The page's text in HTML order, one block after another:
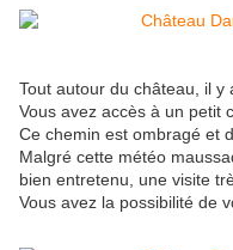
Tout autour du château, il y
Vous avez accès à un petit
Ce chemin est ombragé et
Malgré cette météo
bien entretenu, une visite
Vous avez la possibilité de